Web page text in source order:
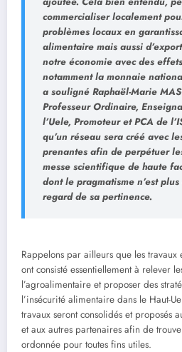
commercialiser localement
problèmes locaux en
alimentaire mais aussi
notre économie avec des
notamment la monnaie
a souligné Raphaël-Marie
Professeur Ordinaire,
l’Uele, Promoteur et PCA de
qu’un réseau sera créé avec
prenantes afin de perpétuer
messe scientifique de haute
dont le pragmatisme n’est
regard de sa pertinence.
Rappelons par ailleurs que les
ont consisté essentiellement à relever
l’agroalimentaire et proposer des
l’insécurité alimentaire dans le Haut-
travaux seront consolidés et proposés
et aux autres partenaires afin de
ordonnée pour toutes fins utiles.